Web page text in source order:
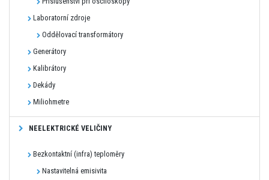
Laboratorní zdroje
Oddělovací transformátory
Generátory
Kalibrátory
Dekády
Miliohmetre
NEELEKTRICKÉ VELIČINY
Bezkontaktní (infra) teploměry
Nastavitelná emisivita